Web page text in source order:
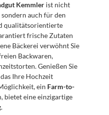
Kemmler ist nicht
auch für den
qualitätsorientierte
frische Zutaten
Bäckerei verwöhnt Sie
Backwaren,
Genießen Sie
Ihre Hochzeit
ein Farm-to-
bietet eine einzigartige